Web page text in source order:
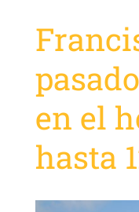
en el
hasta